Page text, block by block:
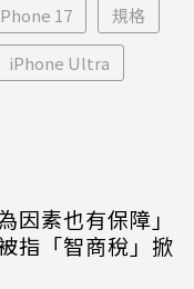
17 規格
iPhone Ultra
因素也有保障」
指「智商稅」掀